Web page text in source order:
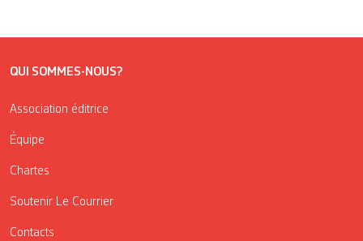
QUI SOMMES-NOUS?
Association éditrice
Équipe
Chartes
Soutenir Le Courrier
Contacts